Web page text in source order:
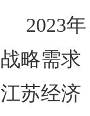
2023
战略需求
江苏经济